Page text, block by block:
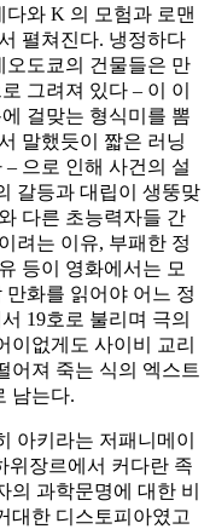
와 K 의 모험과 로맨
펼쳐진다. 냉정하다
오도쿄의 건물들은 만
그려져 있다 – 이 이
걸맞는 형식미를 뽐
말했듯이 짧은 러닝
으로 인해 사건의 설
갈등과 대립이 생뚱맞
다른 초능력자들 간
려는 이유, 부패한 정
등이 영화에서는 모
화를 읽어야 어느 정
19호로 불리며 극의
이없게도 사이비 교리
어져 죽는 식의 엑스트
남는다.
아키라는 저패니메이
위장르에서 커다란 족
과학문명에 대한 비
대한 디스토피아였고